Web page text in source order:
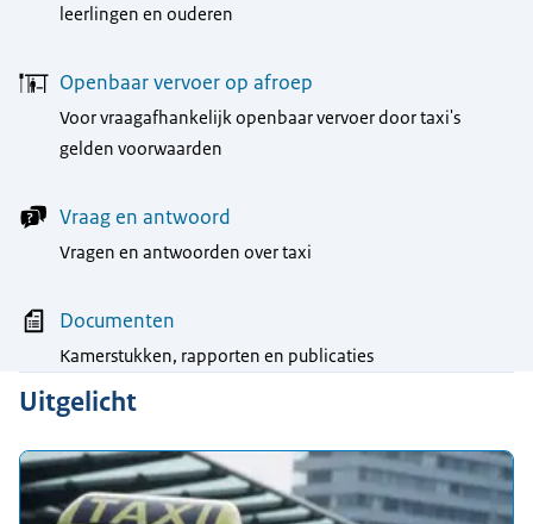
leerlingen en ouderen
Openbaar vervoer op afroep
Voor vraagafhankelijk openbaar vervoer door taxi's
gelden voorwaarden
Vraag en antwoord
Vragen en antwoorden over taxi
Documenten
Kamerstukken, rapporten en publicaties
Uitgelicht